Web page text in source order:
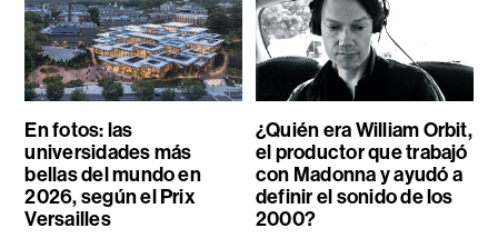
En fotos: las
universidades más
bellas del mundo en
2026, según el Prix
Versailles
¿Quién era William Orbit,
el productor que trabajó
con Madonna y ayudó a
definir el sonido de los
2000?